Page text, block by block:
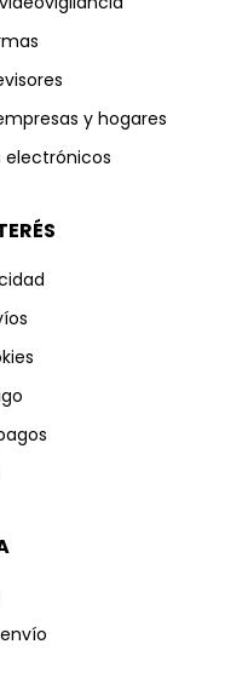
y hogares
electrónicos